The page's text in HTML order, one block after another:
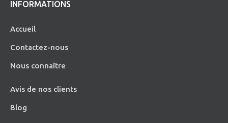
INFORMATIONS
Accueil
Contactez-nous
Nous connaître
Avis de nos clients
Blog